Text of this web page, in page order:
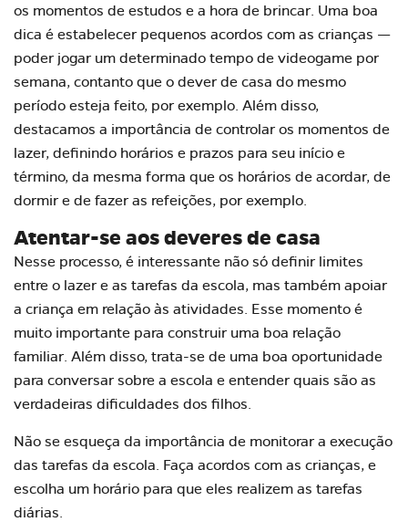
os momentos de estudos e a hora de brincar. Uma boa
dica é estabelecer pequenos acordos com as crianças —
poder jogar um determinado tempo de videogame por
semana, contanto que o dever de casa do mesmo
período esteja feito, por exemplo. Além disso,
destacamos a importância de controlar os momentos de
lazer, definindo horários e prazos para seu início e
término, da mesma forma que os horários de acordar, de
dormir e de fazer as refeições, por exemplo.
Atentar-se aos deveres de casa
Nesse processo, é interessante não só definir limites
entre o lazer e as tarefas da escola, mas também apoiar
a criança em relação às atividades. Esse momento é
muito importante para construir uma boa relação
familiar. Além disso, trata-se de uma boa oportunidade
para conversar sobre a escola e entender quais são as
verdadeiras dificuldades dos filhos.
Não se esqueça da importância de monitorar a execução
das tarefas da escola. Faça acordos com as crianças, e
escolha um horário para que eles realizem as tarefas
diárias.